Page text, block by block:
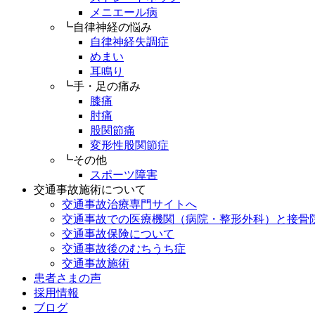
メニエール病
┗自律神経の悩み
自律神経失調症
めまい
耳鳴り
┗手・足の痛み
膝痛
肘痛
股関節痛
変形性股関節症
┗その他
スポーツ障害
交通事故施術について
交通事故治療専門サイトへ
交通事故での医療機関（病院・整形外科）と接骨
交通事故保険について
交通事故後のむちうち症
交通事故施術
患者さまの声
採用情報
ブログ